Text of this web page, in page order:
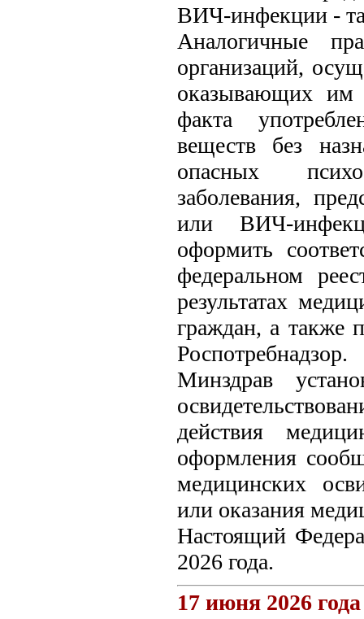
ВИЧ-инфекции -
Аналогичные
организаций,
оказывающих
факта
веществ без
опасных
заболевания,
или ВИЧ-
оформить
федеральном
результатах
граждан, а также
Роспотребнадзор.
Минздрав
действия
оформления
медицинских
или оказания
Настоящий
2026 года.
17 июня 2026 года